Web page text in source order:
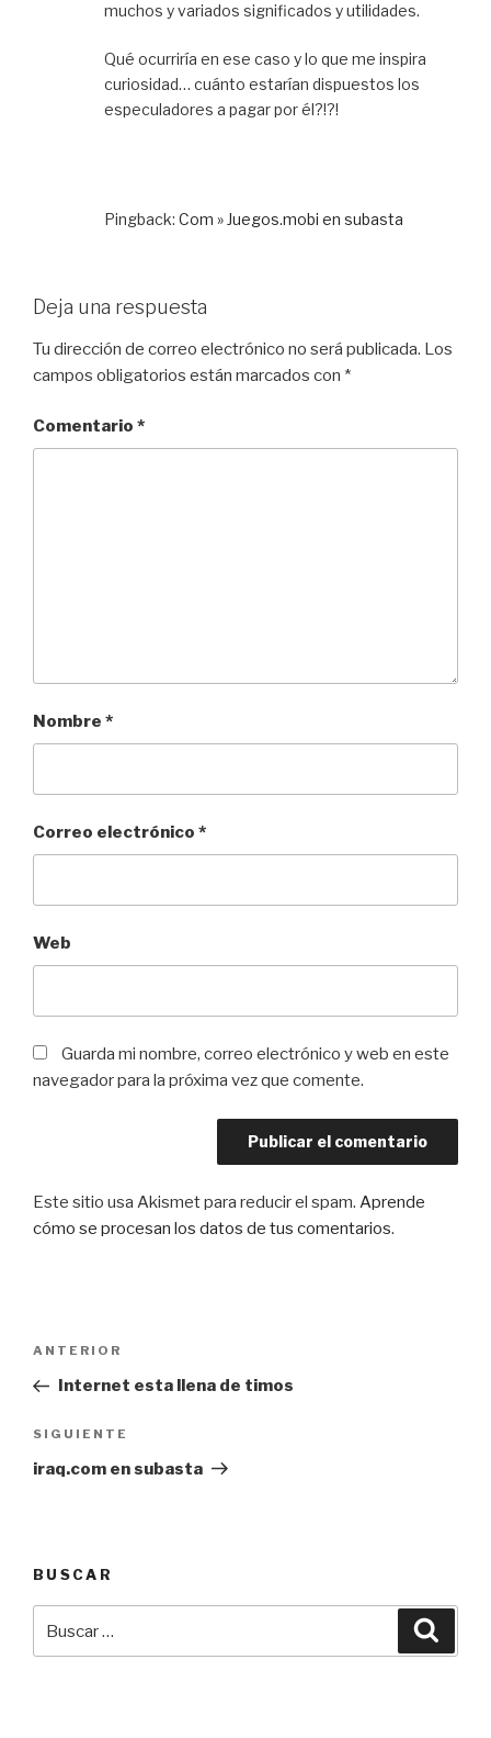
muchos y variados significados y utilidades.
Qué ocurriría en ese caso y lo que me inspira
curiosidad… cuánto estarían dispuestos los
especuladores a pagar por él?!?!
Pingback: Com » Juegos.mobi en subasta
Deja una respuesta
Tu dirección de correo electrónico no será publicada. Los
campos obligatorios están marcados con *
Comentario *
Nombre *
Correo electrónico *
Web
Guarda mi nombre, correo electrónico y web en este
navegador para la próxima vez que comente.
Este sitio usa Akismet para reducir el spam. Aprende
cómo se procesan los datos de tus comentarios.
entradas
Entrada
anterior:
ANTERIOR
Internet esta llena de timos
Siguiente
entrada
SIGUIENTE
iraq.com en subasta
BUSCAR
por: